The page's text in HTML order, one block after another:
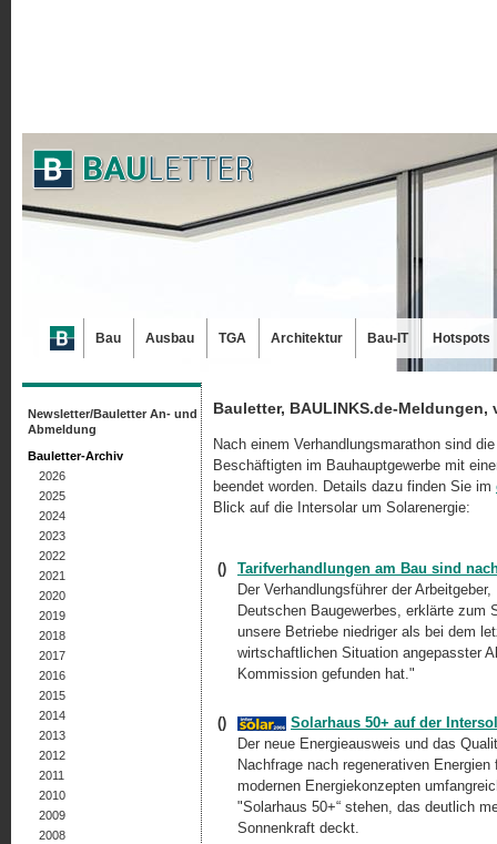
Bauletter, BAULINKS.de-Meldungen,
Nach einem Verhandlungsmarathon sind
Beschäftigten im Bauhauptgewerbe mit
beendet worden. Details dazu finden Sie im
Blick auf die Intersolar um Solarenergie:
()
Tarifverhandlungen am Bau sind
Der Verhandlungsführer der
Deutschen Baugewerbes, erklärte
unsere Betriebe niedriger als bei dem
wirtschaftlichen Situation angepasster
Kommission gefunden hat."
()
Solarhaus 50+ auf der
Der neue Energieausweis und das
Nachfrage nach regenerativen
modernen Energiekonzepten
"Solarhaus 50+“ stehen, das deutlich
Sonnenkraft deckt.
Newsletter/Bauletter An- und
Abmeldung
Bauletter-Archiv
2026
2025
2024
2023
2022
2021
2020
2019
2018
2017
2016
2015
2014
2013
2012
2011
2010
2009
2008
Bau Ausbau TGA Architektur Bau-IT Hotspots